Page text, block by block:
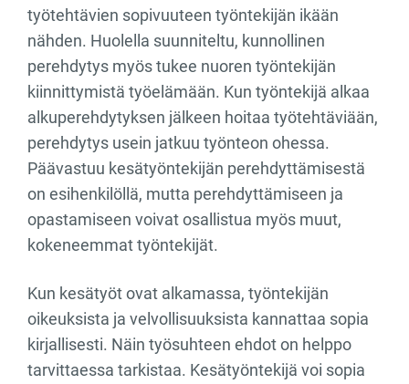
työtehtävien sopivuuteen työntekijän ikään
nähden. Huolella suunniteltu, kunnollinen
perehdytys myös tukee nuoren työntekijän
kiinnittymistä työelämään. Kun työntekijä alkaa
alkuperehdytyksen jälkeen hoitaa työtehtäviään,
perehdytys usein jatkuu työnteon ohessa.
Päävastuu kesätyöntekijän perehdyttämisestä
on esihenkilöllä, mutta perehdyttämiseen ja
opastamiseen voivat osallistua myös muut,
kokeneemmat työntekijät.
Kun kesätyöt ovat alkamassa, työntekijän
oikeuksista ja velvollisuuksista kannattaa sopia
kirjallisesti. Näin työsuhteen ehdot on helppo
tarvittaessa tarkistaa. Kesätyöntekijä voi sopia